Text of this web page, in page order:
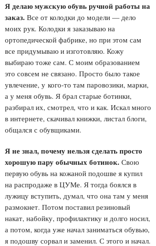
Я делаю мужскую обувь ручной работы на
заказ. Все от колодки до модели — дело
моих рук. Колодки я заказываю на
ортопедической фабрике, но при этом сам
все придумываю и изготовляю. Кожу
выбираю тоже сам. С моим образованием
это совсем не связано. Просто было такое
увлечение, у кого-то там паровозики, марки,
а у меня обувь. Я брал старые ботинки,
разбирал их, смотрел, что и как. Искал много
в интернете, скачивал книжки, листал блоги,
общался с обувщиками.
Я не знал, почему нельзя сделать просто
хорошую пару обычных ботинок. Свою
первую обувь на кожаной подошве я купил
на распродаже в ЦУМе. Я тогда боялся в
лужицу вступить, думал, что она там у меня
размокнет. Потом поставил резиновый
накат, набойку, профилактику и долго носил,
а потом, когда уже начал заниматься обувью,
я подошву сорвал и заменил. С этого и начал.